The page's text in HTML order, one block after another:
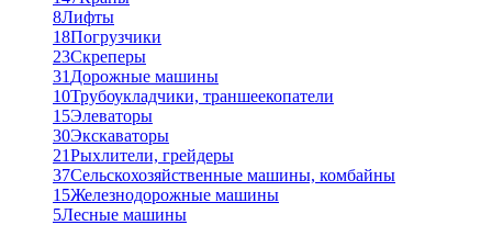
8Лифты
18Погрузчики
23Скреперы
31 Дорожные машины
10Трубоукладчики, траншеекопатели
15Элеваторы
30Экскаваторы
21Рыхлители, грейдеры
37Сельскохозяйственные машины, комбайны
15Железнодорожные машины
5Лесные машины